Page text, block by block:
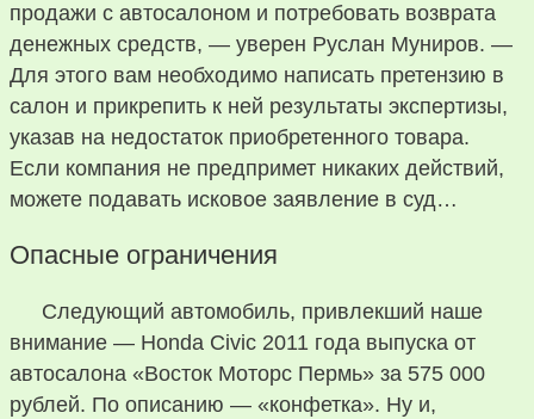
продажи с автосалоном и потребовать возврата
денежных средств, — уверен Руслан Муниров. —
Для этого вам необходимо написать претензию в
салон и прикрепить к ней результаты экспертизы,
указав на недостаток приобретенного товара.
Если компания не предпримет никаких действий,
можете подавать исковое заявление в суд…
Опасные ограничения
Следующий автомобиль, привлекший наше
внимание — Honda Civic 2011 года выпуска от
автосалона «Восток Моторс Пермь» за 575 000
рублей. По описанию — «конфетка». Ну и,